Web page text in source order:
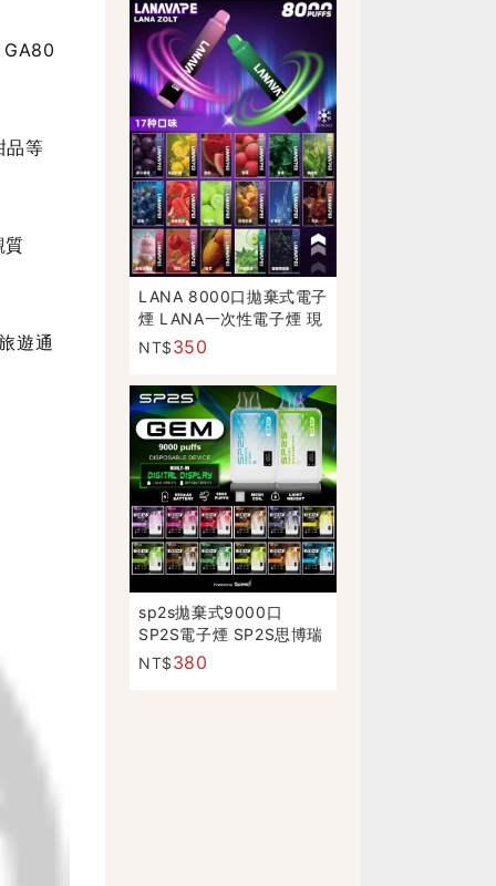
GA80
品等
質
遊通
LANA 8000口拋棄式電子
煙 LANA一次性電子煙 現
貨
NT$350
sp2s拋棄式9000口
SP2S電子煙 SP2S思博瑞
GEM 9000口
NT$380